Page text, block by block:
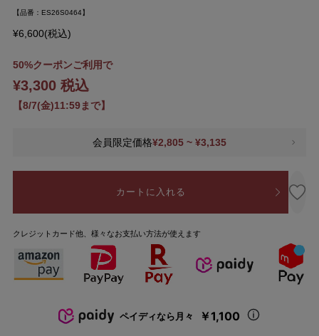
【品番：ES26S0464】
¥6,600(税込)
50%クーポンご利用で
¥3,300 税込
【8/7(金)11:59まで】
会員限定価格¥2,805 ~ ¥3,135
カートに入れる
クレジットカード他、様々なお支払い方法が使えます
ペイディなら月々 ￥1,100